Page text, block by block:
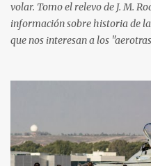
volar. Tomo el relevo de J. M.
información sobre historia de
que nos interesan a los
Aerospotters Principado a una
aeródromo de La Morgal
procesar esas imágenes). Al